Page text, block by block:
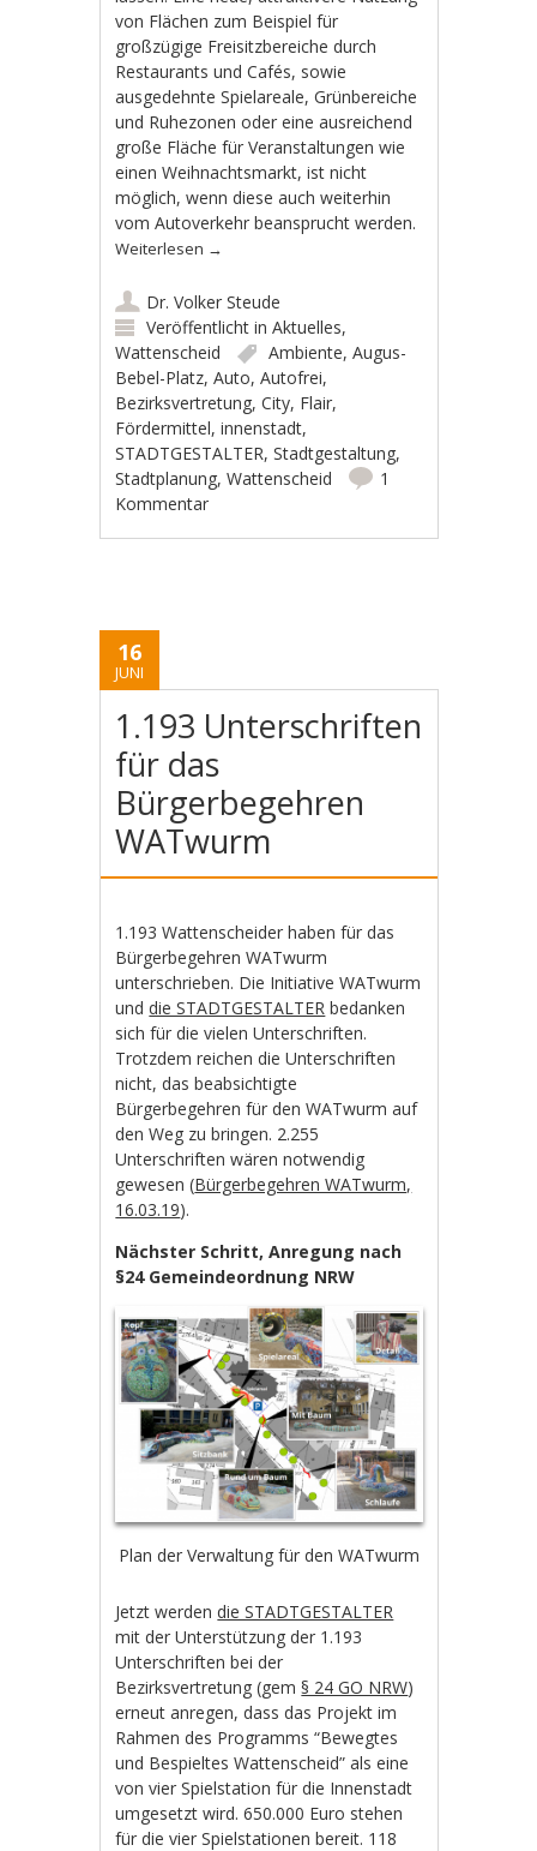
von Flächen zum Beispiel für
großzügige Freisitzbereiche durch
Restaurants und Cafés, sowie
ausgedehnte Spielareale, Grünbereiche
und Ruhezonen oder eine ausreichend
große Fläche für Veranstaltungen wie
einen Weihnachtsmarkt, ist nicht
möglich, wenn diese auch weiterhin
vom Autoverkehr beansprucht werden.
Weiterlesen →
Dr. Volker Steude
Veröffentlicht inAktuelles,
Wattenscheid
Ambiente,Augus-
Bebel-Platz,Auto,Autofrei,
Bezirksvertretung,City, Flair,
Fördermittel,innenstadt,
STADTGESTALTER,Stadtgestaltung,
Stadtplanung,Wattenscheid
1
Kommentar
16
JUNI
1.193 Unterschriften
für das
Bürgerbegehren
WATwurm
1.193 Wattenscheider haben für das
Bürgerbegehren WATwurm
unterschrieben. Die Initiative WATwurm
unddie STADTGESTALTER bedanken
sich für die vielen Unterschriften.
Trotzdem reichen die Unterschriften
nicht, das beabsichtigte
Bürgerbegehren für den WATwurm auf
den Weg zu bringen. 2.255
Unterschriften wären notwendig
gewesen (Bürgerbegehren WATwurm,
16.03.19).
Nächster Schritt, Anregung nach
§24 Gemeindeordnung NRW
Plan der Verwaltung für den WATwurm
Jetzt werdendie STADTGESTALTER
mit der Unterstützung der 1.193
Unterschriften bei der
Bezirksvertretung (gem§ 24 GO NRW)
erneut anregen, dass das Projekt im
Rahmen des Programms “Bewegtes
und Bespieltes Wattenscheid” als eine
von vier Spielstation für die Innenstadt
umgesetzt wird. 650.000 Euro stehen
für die vier Spielstationen bereit. 118